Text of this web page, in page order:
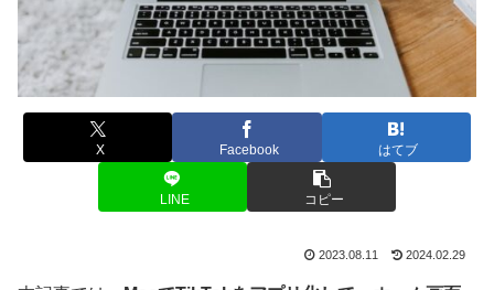
X Facebook はてブ
LINE コピー
2023.08.11 2024.02.29